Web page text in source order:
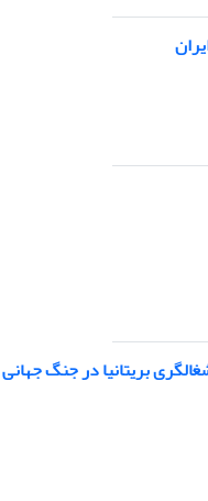
بریتانیا در جنگ